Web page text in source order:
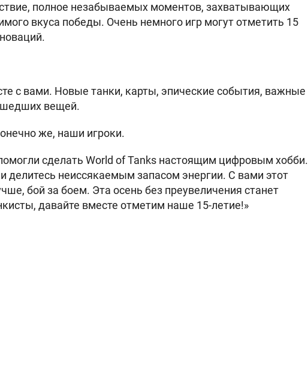
полное незабываемых моментов, захватывающих
вкуса победы. Очень немного игр могут отметить 15
с вами. Новые танки, карты, эпические события, важные
вещей.
же, наши игроки.
сделать World of Tanks настоящим цифровым хобби.
делитесь неиссякаемым запасом энергии. С вами этот
бой за боем. Эта осень без преувеличения станет
давайте вместе отметим наше 15-летие!»